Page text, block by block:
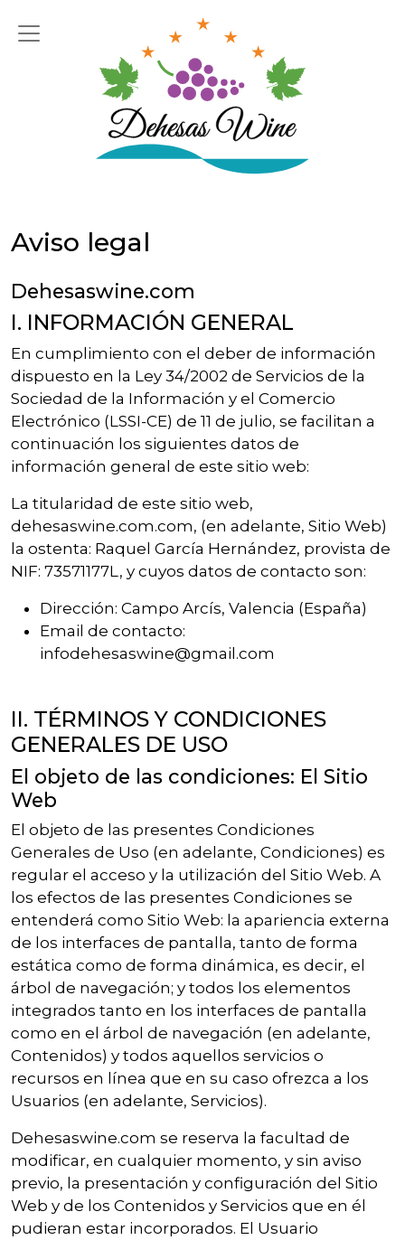
Navegación principal
Aviso legal
Dehesaswine.com
I. INFORMACIÓN GENERAL
En cumplimiento con el deber de información
dispuesto en la Ley 34/2002 de Servicios de la
Sociedad de la Información y el Comercio
Electrónico (LSSI-CE) de 11 de julio, se facilitan a
continuación los siguientes datos de
información general de este sitio web:
La titularidad de este sitio web,
dehesaswine.com.com, (en adelante, Sitio Web)
la ostenta: Raquel García Hernández, provista de
NIF: 73571177L, y cuyos datos de contacto son:
Dirección: Campo Arcís, Valencia (España)
Email de contacto:
infodehesaswine@gmail.com
II. TÉRMINOS Y CONDICIONES
GENERALES DE USO
El objeto de las condiciones: El Sitio
Web
El objeto de las presentes Condiciones
Generales de Uso (en adelante, Condiciones) es
regular el acceso y la utilización del Sitio Web. A
los efectos de las presentes Condiciones se
entenderá como Sitio Web: la apariencia externa
de los interfaces de pantalla, tanto de forma
estática como de forma dinámica, es decir, el
árbol de navegación; y todos los elementos
integrados tanto en los interfaces de pantalla
como en el árbol de navegación (en adelante,
Contenidos) y todos aquellos servicios o
recursos en línea que en su caso ofrezca a los
Usuarios (en adelante, Servicios).
Dehesaswine.com se reserva la facultad de
modificar, en cualquier momento, y sin aviso
previo, la presentación y configuración del Sitio
Web y de los Contenidos y Servicios que en él
pudieran estar incorporados. El Usuario